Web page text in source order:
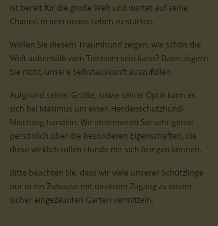
ist bereit für die große Welt und wartet auf seine
Chance, in sein neues Leben zu starten.
Wollen Sie diesem Traumhund zeigen, wie schön die
Welt außerhalb vom Tierheim sein kann? Dann zögern
Sie nicht, unsere Selbstauskunft auszufüllen.
Aufgrund seiner Größe, sowie seiner Optik kann es
sich bei Maximus um einen Herdenschutzhund-
Mischling handeln. Wir informieren Sie sehr gerne
persönlich über die besonderen Eigenschaften, die
diese wirklich tollen Hunde mit sich bringen können.
Bitte beachten Sie, dass wir viele unserer Schützlinge
nur in ein Zuhause mit direktem Zugang zu einem
sicher eingezäunten Garten vermitteln.